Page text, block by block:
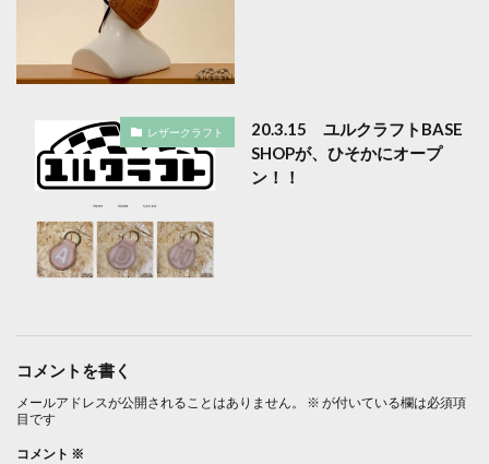
レザークラフト
20.3.15 ユルクラフトBASE
SHOPが、ひそかにオープ
ン！！
コメントを書く
メールアドレスが公開されることはありません。 ※ が付いている欄は必須項
目です
コメント ※